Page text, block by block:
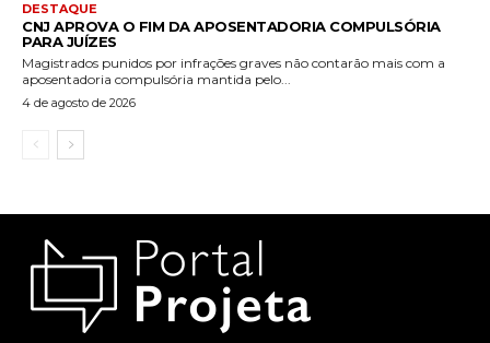
DESTAQUE
CNJ APROVA O FIM DA APOSENTADORIA COMPULSÓRIA
PARA JUÍZES
Magistrados punidos por infrações graves não contarão mais com a
aposentadoria compulsória mantida pelo...
4 de agosto de 2026